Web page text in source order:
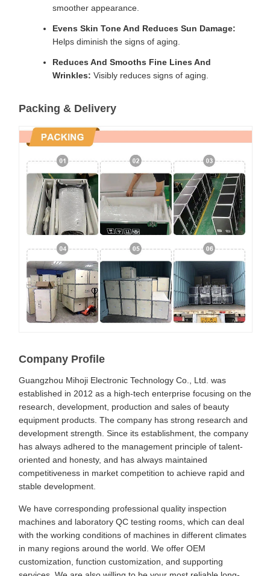
smoother appearance.
Evens Skin Tone And Reduces Sun Damage:
Helps diminish the signs of aging.
Reduces And Smooths Fine Lines And
Wrinkles: Visibly reduces signs of aging.
Packing & Delivery
Company Profile
Guangzhou Mihoji Electronic Technology Co., Ltd. was
established in 2012 as a high-tech enterprise focusing on the
research, development, production and sales of beauty
equipment products. The company has strong research and
development strength. Since its establishment, the company
has always adhered to the management principle of talent-
oriented and honesty, and has always maintained
competitiveness in market competition to achieve rapid and
stable development.
We have corresponding professional quality inspection
machines and laboratory QC testing rooms, which can deal
with the working conditions of machines in different climates
in many regions around the world. We offer OEM
customization, function customization, and supporting